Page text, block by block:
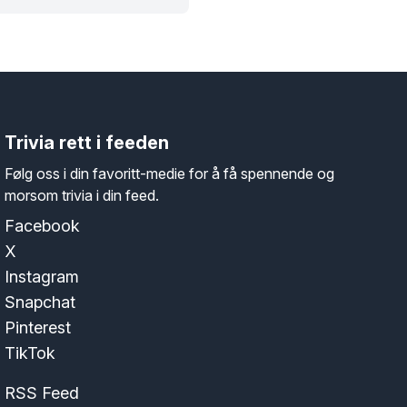
Trivia rett i feeden
Følg oss i din favoritt-medie for å få spennende og
morsom trivia i din feed.
Facebook
X
Instagram
Snapchat
Pinterest
TikTok
RSS Feed